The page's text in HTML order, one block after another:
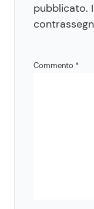
pubblicato.
Commento *